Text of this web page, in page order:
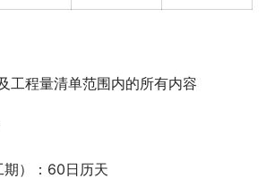
工程量清单范围内的所有内容
期）：60日历天